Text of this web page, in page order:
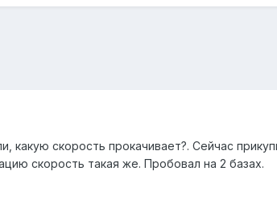
какую скорость прокачивает?. Сейчас
скорость такая же. Пробовал на 2 базах.